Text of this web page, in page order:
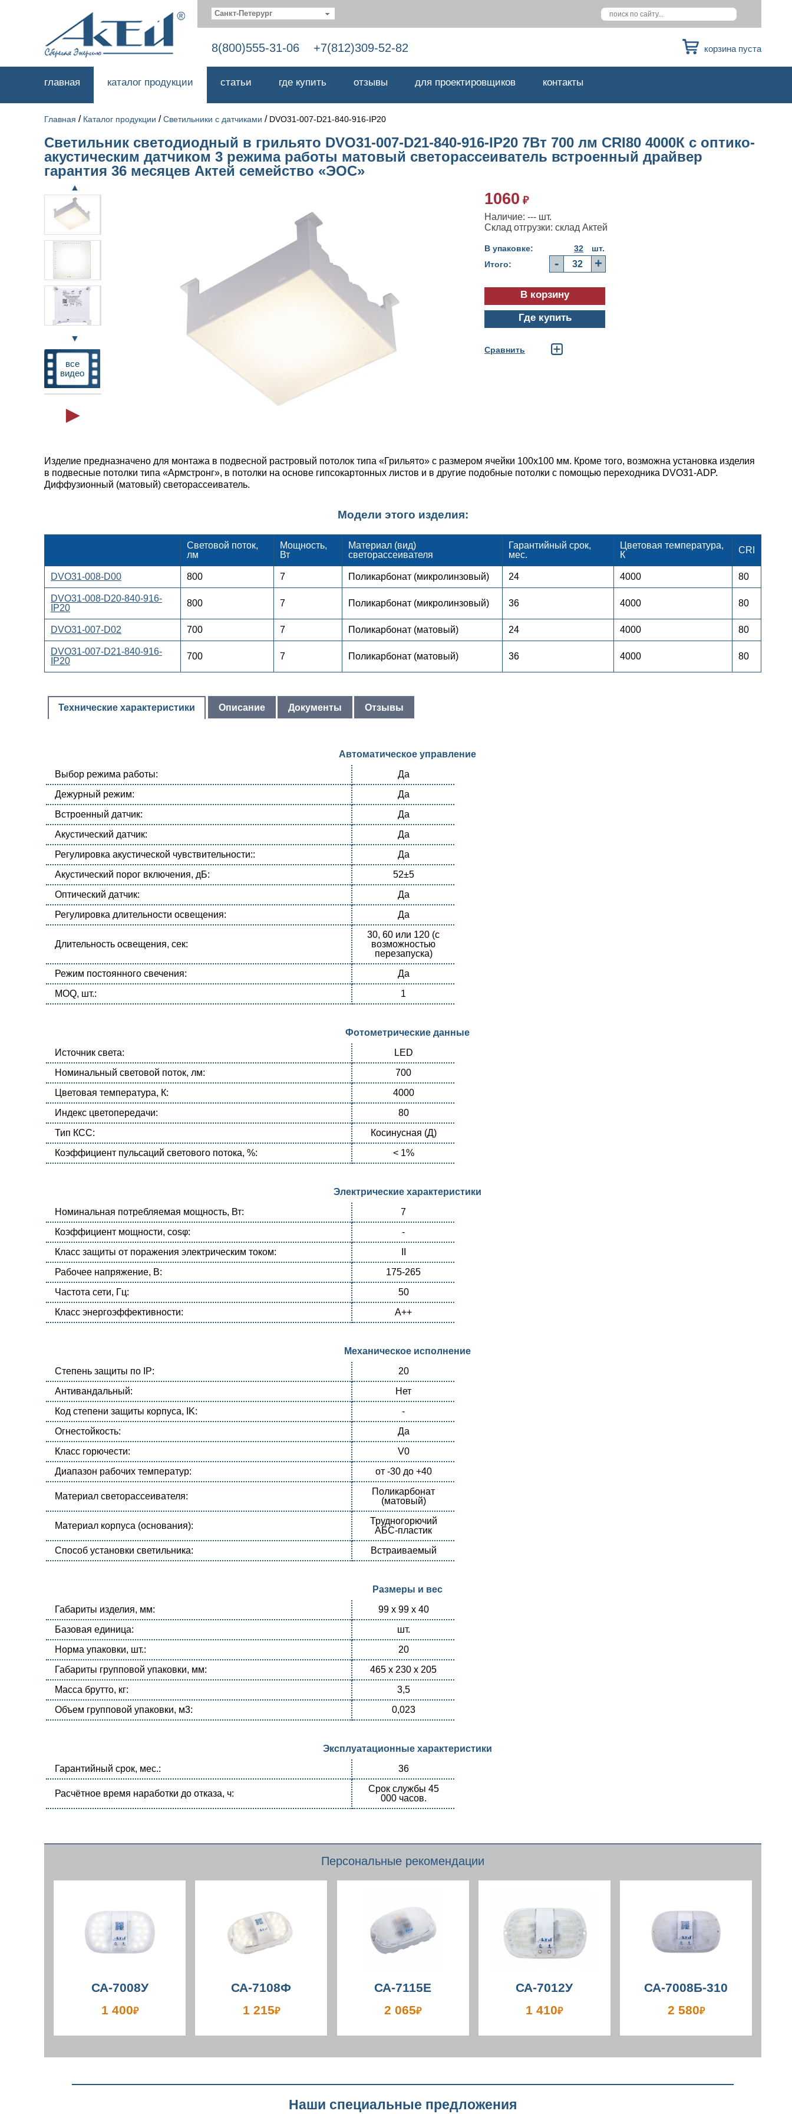
Санкт-Петерург
8(800)555-31-06 +7(812)309-52-82 корзина пуста
главная каталог продукции статьи где купить отзывы для проектировщиков контакты
Главная / Каталог продукции /Светильники с датчиками / DVO31-007-D21-840-916-IP20
Светильник светодиодный в грильято DVO31-007-D21-840-916-IP20 7Вт 700 лм CRI80 4000К с оптико-
акустическим датчиком 3 режима работы матовый светорассеиватель встроенный драйвер
гарантия 36 месяцев Актей семейство «ЭОС»
▲
▼
все
видео
1060 ₽
Наличие: --- шт.
Cклад отгрузки: склад Актей
В упаковке: 32
шт.
Итого:
- +
Где купить
Cравнить
Изделие предназначено для монтажа в подвесной растровый потолок типа «Грильято» с размером ячейки 100x100 мм. Кроме того, возможна установка изделия
в подвесные потолки типа «Армстронг», в потолки на основе гипсокартонных листов и в другие подобные потолки с помощью переходника DVO31-ADP.
Диффузионный (матовый) светорассеиватель.
Модели этого изделия:
Световой поток,
лм
Мощность,
Вт
Материал (вид)
светорассеивателя
Гарантийный срок,
мес.
Цветовая температура,
К
CRI
DVO31-008-D00 800 7 Поликарбонат (микролинзовый) 24 4000 80
DVO31-008-D20-840-916-
IP20
800 7 Поликарбонат (микролинзовый) 36 4000 80
DVO31-007-D02 700 7 Поликарбонат (матовый) 24 4000 80
DVO31-007-D21-840-916-
IP20
700 7 Поликарбонат (матовый) 36 4000 80
Технические характеристики Описание Документы Отзывы
Автоматическое управление
Выбор режима работы:
Да
Дежурный режим:
Да
Встроенный датчик:
Да
Акустический датчик:
Да
Регулировка акустической чувствительности::
Да
Акустический порог включения, дБ:
52±5
Оптический датчик:
Да
Регулировка длительности освещения:
Да
Длительность освещения, сек:
30, 60 или 120 (с
возможностью
перезапуска)
Режим постоянного свечения:
Да
MOQ, шт.:
1
Фотометрические данные
Источник света:
LED
Номинальный световой поток, лм:
700
Цветовая температура, К:
4000
Индекс цветопередачи:
80
Тип КСС:
Косинусная (Д)
Коэффициент пульсаций светового потока, %:
< 1%
Электрические характеристики
Номинальная потребляемая мощность, Вт:
7
Коэффициент мощности, cosφ:
-
Класс защиты от поражения электрическим током:
Рабочее напряжение, В:
175-265
Частота сети, Гц:
50
Класс энергоэффективности:
А++
Механическое исполнение
Степень защиты по IP:
20
Антивандальный:
Нет
Код степени защиты корпуса, IK:
-
Огнестойкость:
Да
Класс горючести:
V0
Диапазон рабочих температур:
от -30 до +40
Материал светорассеивателя:
Поликарбонат
(матовый)
Материал корпуса (основания):
Трудногорючий
АБС-пластик
Способ установки светильника:
Встраиваемый
Размеры и вес
Габариты изделия, мм:
99 х 99 х 40
Базовая единица:
шт.
Норма упаковки, шт.:
20
Габариты групповой упаковки, мм:
465 x 230 x 205
Масса брутто, кг:
3,5
Объем групповой упаковки, м3:
0,023
Эксплуатационные характеристики
Гарантийный срок, мес.:
36
Расчётное время наработки до отказа, ч:
Срок службы 45
000 часов.
Персональные рекомендации
СА-7008У
1 400₽
СА-7108Ф
1 215₽
СА-7115Е
2 065₽
СА-7012У
1 410₽
СА-7008Б-310
2 580₽
Наши специальные предложения